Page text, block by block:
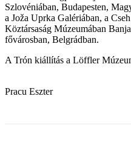
Szlovéniában, Budapesten,
a Joža Uprka Galériában, a
Köztársaság Múzeumában
fővárosban, Belgrádban.
A Trón kiállítás a Löffler
Pracu Eszter